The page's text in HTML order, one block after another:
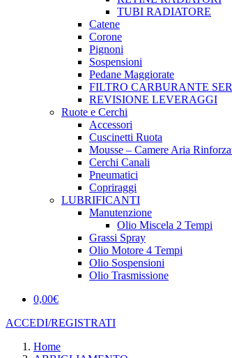
TUBI RADIATORE
Catene
Corone
Pignoni
Sospensioni
Pedane Maggiorate
FILTRO CARBURANTE
REVISIONE LEVERAGGI
Ruote e Cerchi
Accessori
Cuscinetti Ruota
Mousse – Camere Aria
Cerchi Canali
Pneumatici
Copriraggi
LUBRIFICANTI
Manutenzione
Olio Miscela 2 Tempi
Grassi Spray
Olio Motore 4 Tempi
Olio Sospensioni
Olio Trasmissione
0,00€
ACCEDI/REGISTRATI
Home